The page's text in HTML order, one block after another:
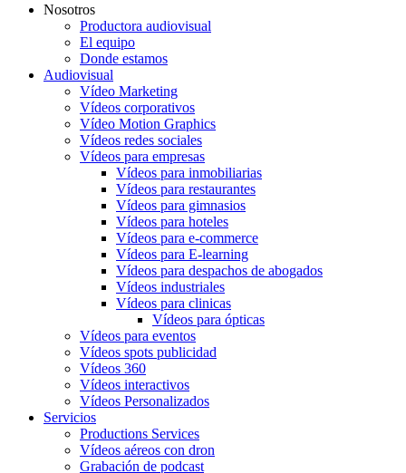
Close
Nosotros
Productora audiovisual
El equipo
Donde estamos
Audiovisual
Vídeo Marketing
Vídeos corporativos
Vídeo Motion Graphics
Vídeos redes sociales
Vídeos para empresas
Vídeos para inmobiliarias
Vídeos para restaurantes
Vídeos para gimnasios
Vídeos para hoteles
Vídeos para e-commerce
Vídeos para E-learning
Vídeos para despachos de abogados
Vídeos industriales
Vídeos para clinicas
Vídeos para ópticas
Vídeos para eventos
Vídeos spots publicidad
Vídeos 360
Vídeos interactivos
Vídeos Personalizados
Servicios
Productions Services
Vídeos aéreos con dron
Grabación de podcast